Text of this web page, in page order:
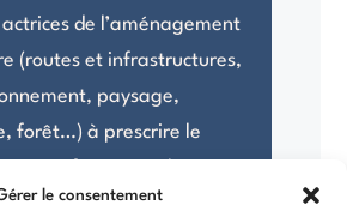
le consentement
de l’aménagement
(routes et infrastructures,
paysage,
forêt…) à prescrire le